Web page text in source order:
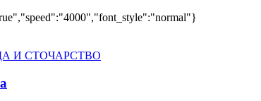
И СТОЧАРСТВО